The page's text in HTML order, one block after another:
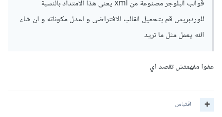
قوالب البلوجر مصنوعة من xml يعنى هذا الامتداد بالنسبة
للوردبريس قم بتحميل القالب الافتراضى و اعدل مكوناته و ان شاء
الله يعمل مثل ما تريد
عفوا مفهمتش تقصد اي
اقتباس